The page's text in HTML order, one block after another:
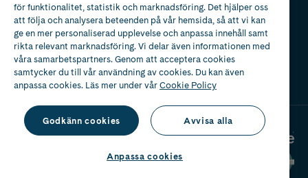
för funktionalitet, statistik och marknadsföring. Det hjälper oss
att följa och analysera beteenden på vår hemsida, så att vi kan
ge en mer personaliserad upplevelse och anpassa innehåll samt
rikta relevant marknadsföring. Vi delar även informationen med
våra samarbetspartners. Genom att acceptera cookies
samtycker du till vår användning av cookies. Du kan även
anpassa cookies. Läs mer under vårCookie Policy
Godkänn cookies Avvisa alla
Anpassa cookies